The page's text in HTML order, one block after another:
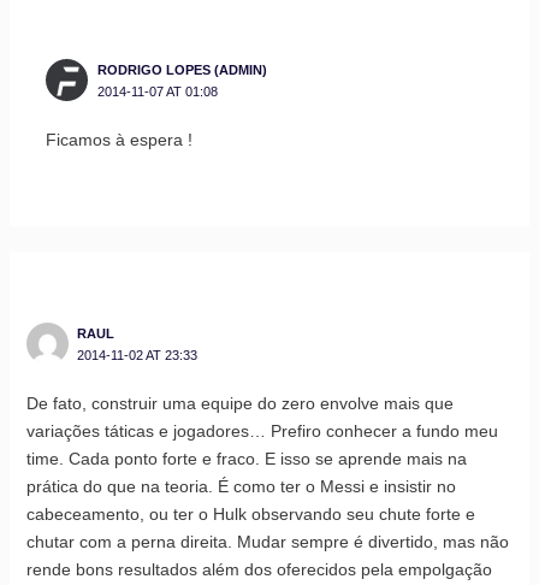
RODRIGO LOPES (ADMIN)
2014-11-07 AT 01:08
Ficamos à espera !
RAUL
2014-11-02 AT 23:33
De fato, construir uma equipe do zero envolve mais que
variações táticas e jogadores… Prefiro conhecer a fundo meu
time. Cada ponto forte e fraco. E isso se aprende mais na
prática do que na teoria. É como ter o Messi e insistir no
cabeceamento, ou ter o Hulk observando seu chute forte e
chutar com a perna direita. Mudar sempre é divertido, mas não
rende bons resultados além dos oferecidos pela empolgação